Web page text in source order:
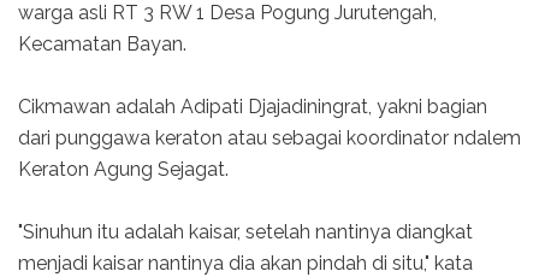
warga asli RT 3 RW 1 Desa Pogung Jurutengah,
Kecamatan Bayan.
Cikmawan adalah Adipati Djajadiningrat, yakni bagian
dari punggawa keraton atau sebagai koordinator ndalem
Keraton Agung Sejagat.
"Sinuhun itu adalah kaisar, setelah nantinya diangkat
menjadi kaisar nantinya dia akan pindah di situ," kata